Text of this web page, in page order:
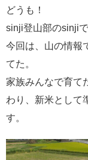
どうも！
sinji登山部のsinjiで
今回は、山の情報
てた。
家族みんなで育て
わり、新米として
す。